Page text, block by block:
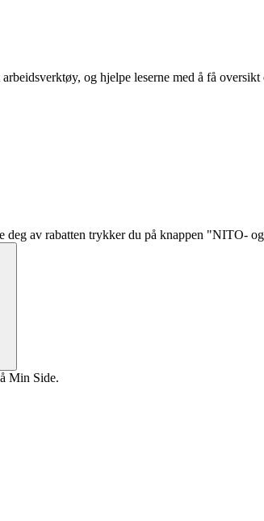
og hjelpe leserne med å få
av rabatten trykker du på knappen "NITO-
Min Side.